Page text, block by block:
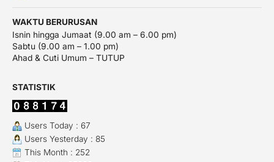
WAKTU BERURUSAN
Isnin hingga Jumaat (9.00 am – 6.00 pm)
Sabtu (9.00 am – 1.00 pm)
Ahad & Cuti Umum – TUTUP
STATISTIK
Users Today : 67
Users Yesterday : 85
This Month : 252